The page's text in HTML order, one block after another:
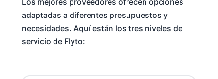
adaptadas a diferentes presupuestos y
necesidades. Aquí están los tres niveles de
servicio de Flyto: